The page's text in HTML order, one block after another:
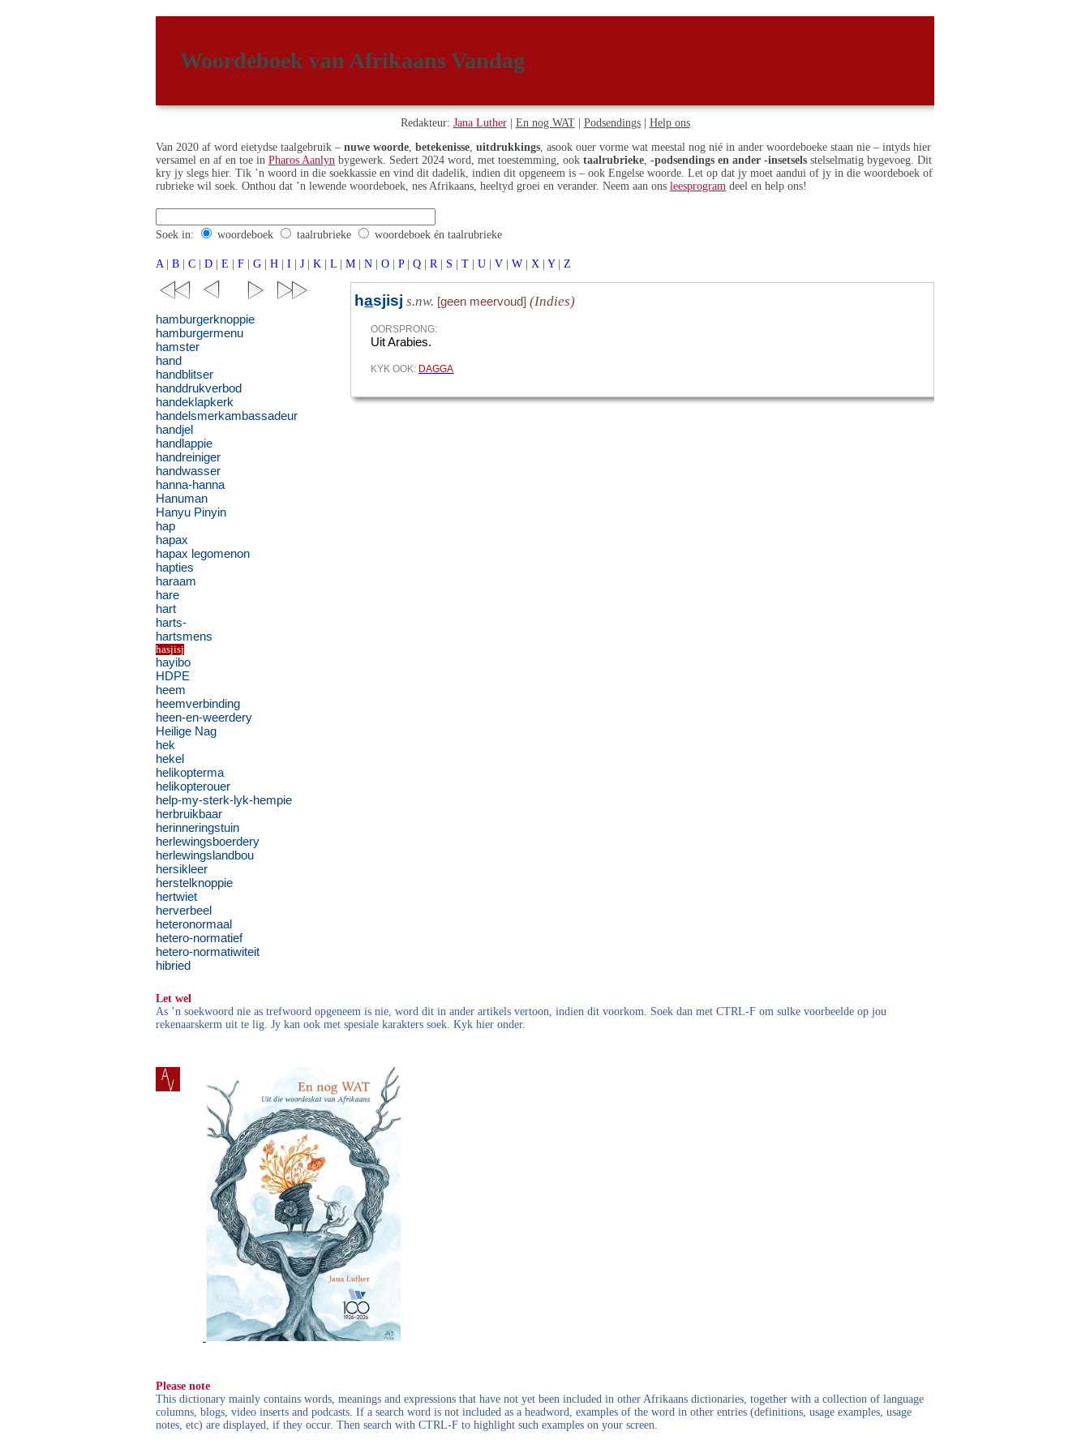
Woordeboek van Afrikaans Vandag
Redakteur: Jana Luther| En nog WAT| Podsendings| Help ons
Van 2020 af word eietydse taalgebruik – nuwe woorde betekenisse uitdrukkings , asook ouer vorme wat meestal nog nié in ander woordeboeke staan nie – intyds hier
versamel en af en toe in Pharos Aanlyn bygewerk. Sedert 2024 word, met toestemming, ook taalrubrieke -podsendings en ander -insetsels stelselmatig bygevoeg. Dit
kry jy slegs hier. Tik ’n woord in die soekkassie en vind dit dadelik, indien dit opgeneem is – ook Engelse woorde. Let op dat jy moet aandui of jy in die woordeboek of
rubrieke wil soek. Onthou dat ’n lewende woordeboek, nes Afrikaans, heeltyd groei en verander. Neem aan ons leesprogram deel en help ons!
Soek in: woordeboek taalrubrieke woordeboek én taalrubrieke
A | B | C | D | E | F | G | H | I | J | K | L | M | N | O | P | Q | R | S | T | U | V | W | X | Y | Z
hasjisj s.nw. [geen meervoud] (Indies)
OORSPRONG:
Uit Arabies.
KYK OOK: DAGGA
hamburgerknoppie
hamburgermenu
hamster
hand
handblitser
handdrukverbod
handeklapkerk
handelsmerkambassadeur
handjel
handlappie
handreiniger
handwasser
hanna-hanna
Hanuman
Hanyu Pinyin
hap
hapax
hapax legomenon
hapties
haraam
hare
hart
harts-
hartsmens
hasjisj
hayibo
HDPE
heem
heemverbinding
heen-en-weerdery
Heilige Nag
hek
hekel
helikopterma
helikopterouer
help-my-sterk-lyk-hempie
herbruikbaar
herinneringstuin
herlewingsboerdery
herlewingslandbou
hersikleer
herstelknoppie
hertwiet
herverbeel
heteronormaal
hetero-normatief
hetero-normatiwiteit
hibried
Let wel
As ’n soekwoord nie as trefwoord opgeneem is nie, word dit in ander artikels vertoon, indien dit voorkom. Soek dan met CTRL-F om sulke voorbeelde op jou
rekenaarskerm uit te lig. Jy kan ook met spesiale karakters soek. Kyk hier onder.
Please note
This dictionary mainly contains words, meanings and expressions that have not yet been included in other Afrikaans dictionaries, together with a collection of language
columns, blogs, video inserts and podcasts. If a search word is not included as a headword, examples of the word in other entries (definitions, usage examples, usage
notes, etc) are displayed, if they occur. Then search with CTRL-F to highlight such examples on your screen.